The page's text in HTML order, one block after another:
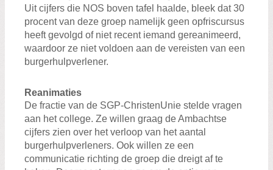
Uit cijfers die NOS boven tafel haalde, bleek dat 30
procent van deze groep namelijk geen opfriscursus
heeft gevolgd of niet recent iemand gereanimeerd,
waardoor ze niet voldoen aan de vereisten van een
burgerhulpverlener.
Reanimaties
De fractie van de SGP-ChristenUnie stelde vragen
aan het college. Ze willen graag de Ambachtse
cijfers zien over het verloop van het aantal
burgerhulpverleners. Ook willen ze een
communicatie richting de groep die dreigt af te